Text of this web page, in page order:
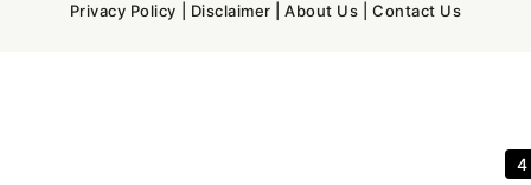
Privacy Policy
Disclaimer |About Us |Contact Us
3